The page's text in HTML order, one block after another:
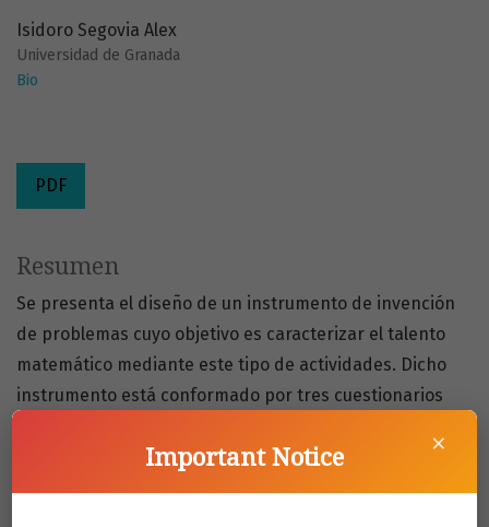
Isidoro Segovia Alex
Universidad de Granada
Bio
PDF
Resumen
Se presenta el diseño de un instrumento de invención
de problemas cuyo objetivo es caracterizar el talento
matemático mediante este tipo de actividades. Dicho
instrumento está conformado por tres cuestionarios
problemas, las cuales fueron aplicadas en un estudio×
Important Notice